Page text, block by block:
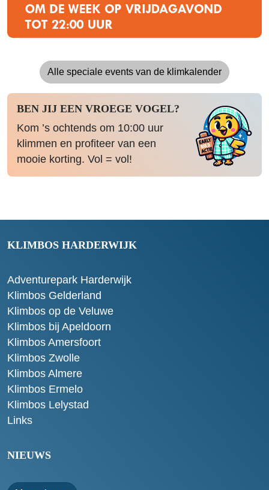
Alle speciale events van de klimkalender
BEN JIJ EEN VROEGE VOGEL?
Kom ’s ochtends om 10:00 uur
klimmen en profiteer van een
mooie korting. Vol = vol!
KLIMBOS HARDERWIJK
Adventurepark Harderwijk
Klimbos Gelderland
Klimbos op de Veluwe
Klimbos bij Apeldoorn
Klimbos Amersfoort
Klimbos Zwolle
Klimbos Almere
Klimbos Ermelo
Klimbos Lelystad
Links
NIEUWS